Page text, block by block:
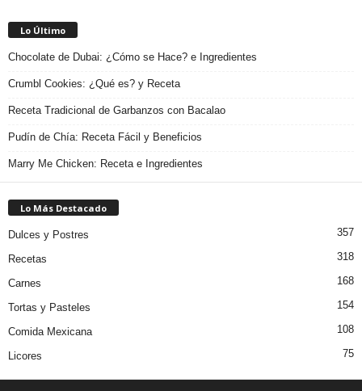
Lo Último
Chocolate de Dubai: ¿Cómo se Hace? e Ingredientes
Crumbl Cookies: ¿Qué es? y Receta
Receta Tradicional de Garbanzos con Bacalao
Pudín de Chía: Receta Fácil y Beneficios
Marry Me Chicken: Receta e Ingredientes
Lo Más Destacado
Dulces y Postres 357
Recetas 318
Carnes 168
Tortas y Pasteles 154
Comida Mexicana 108
Licores 75